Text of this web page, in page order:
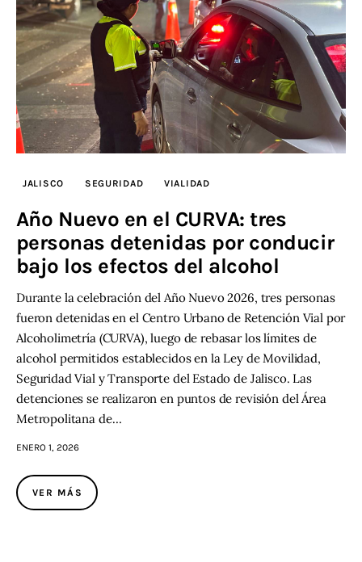
JALISCO SEGURIDAD VIALIDAD
Año Nuevo en el CURVA: tres
personas detenidas por conducir
bajo los efectos del alcohol
Durante la celebración del Año Nuevo 2026, tres personas
fueron detenidas en el Centro Urbano de Retención Vial por
Alcoholimetría (CURVA), luego de rebasar los límites de
alcohol permitidos establecidos en la Ley de Movilidad,
Seguridad Vial y Transporte del Estado de Jalisco. Las
detenciones se realizaron en puntos de revisión del Área
Metropolitana de…
ENERO 1, 2026
VER MÁS